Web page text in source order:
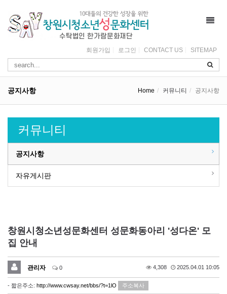
회원가입 로그인 CONTACT US SITEMAP
공지사항 Home 커뮤니티 공지사항
커뮤니티
공지사항
자유게시판
창원시청소년성문화센터 성문화동아리 '성다온' 모
집 안내
관리자 0 4,308 2025.04.01 10:05
- 짧은주소: http://www.cwsay.net/bbs/?t=1lO 주소복사